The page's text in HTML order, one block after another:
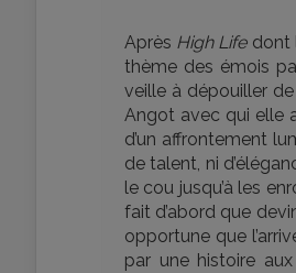
Après High Lifedont
thème des émois
veille à dépouiller
Angot avec qui elle
d’un affrontement
de talent, ni
le cou jusqu’à les
fait d’abord que
opportune que
par une histoire